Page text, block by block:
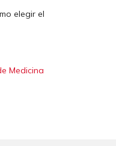
elegir el
Medicina